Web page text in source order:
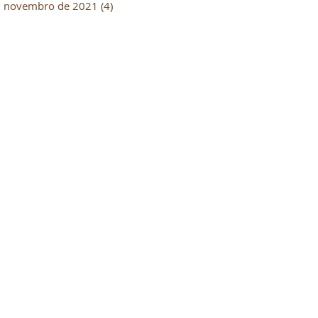
novembro de 2021 (4)